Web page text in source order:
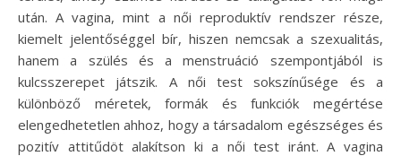
után. A vagina, mint a női reproduktív rendszer része,
kiemelt jelentőséggel bír, hiszen nemcsak a szexualitás,
hanem a szülés és a menstruáció szempontjából is
kulcsszerepet játszik. A női test sokszínűsége és a
különböző méretek, formák és funkciók megértése
elengedhetetlen ahhoz, hogy a társadalom egészséges és
pozitív attitűdöt alakítson ki a női test iránt. A vagina